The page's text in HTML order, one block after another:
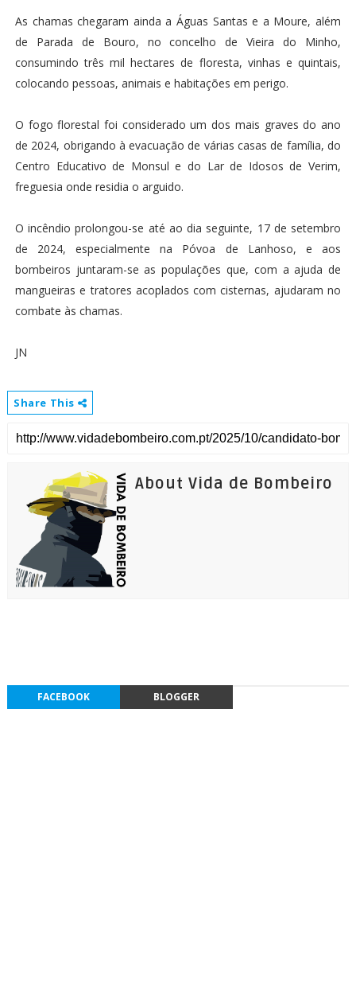
As chamas chegaram ainda a Águas Santas e a Moure, além
de Parada de Bouro, no concelho de Vieira do Minho,
consumindo três mil hectares de floresta, vinhas e quintais,
colocando pessoas, animais e habitações em perigo.
O fogo florestal foi considerado um dos mais graves do ano
de 2024, obrigando à evacuação de várias casas de família, do
Centro Educativo de Monsul e do Lar de Idosos de Verim,
freguesia onde residia o arguido.
O incêndio prolongou-se até ao dia seguinte, 17 de setembro
de 2024, especialmente na Póvoa de Lanhoso, e aos
bombeiros juntaram-se as populações que, com a ajuda de
mangueiras e tratores acoplados com cisternas, ajudaram no
combate às chamas.
JN
Share This
About Vida de Bombeiro
FACEBOOK BLOGGER